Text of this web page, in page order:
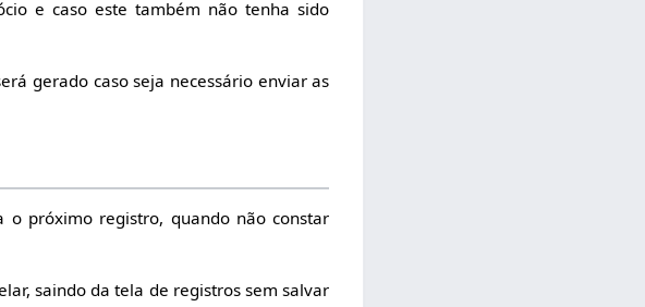
e caso este também não tenha sido
gerado caso seja necessário enviar as
próximo registro, quando não constar
saindo da tela de registros sem salvar